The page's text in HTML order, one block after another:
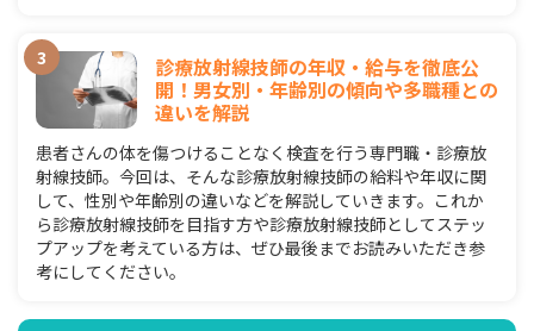
診療放射線技師の年収・給与を徹底公
開！男女別・年齢別の傾向や多職種との
違いを解説
患者さんの体を傷つけることなく検査を行う専門職・診療放
射線技師。今回は、そんな診療放射線技師の給料や年収に関
して、性別や年齢別の違いなどを解説していきます。これか
ら診療放射線技師を目指す方や診療放射線技師としてステッ
プアップを考えている方は、ぜひ最後までお読みいただき参
考にしてください。